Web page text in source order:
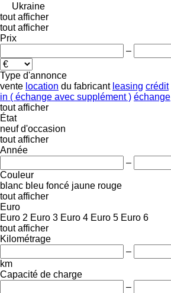
Ukraine
tout afficher
tout afficher
Prix
–
Type d'annonce
vente location du fabricant leasing crédit
in ( échange avec supplément ) échange
tout afficher
État
neuf d'occasion
tout afficher
Année
–
Couleur
blanc bleu foncé jaune rouge
tout afficher
Euro
Euro 2 Euro 3 Euro 4 Euro 5 Euro 6
tout afficher
Kilométrage
–
km
Capacité de charge
–